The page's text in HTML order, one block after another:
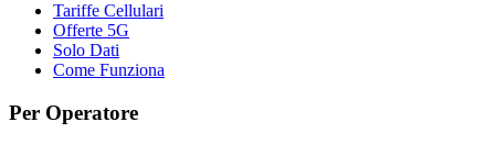
Tariffe Cellulari
Offerte 5G
Solo Dati
Come Funziona
Per Operatore